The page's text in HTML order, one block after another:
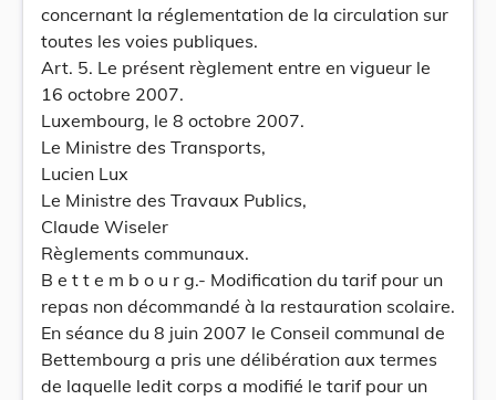
concernant la réglementation de la circulation sur
toutes les voies publiques.
Art. 5. Le présent règlement entre en vigueur le
16 octobre 2007.
Luxembourg, le 8 octobre 2007.
Le Ministre des Transports,
Lucien Lux
Le Ministre des Travaux Publics,
Claude Wiseler
Règlements communaux.
B e t t e m b o u r g.- Modification du tarif pour un
repas non décommandé à la restauration scolaire.
En séance du 8 juin 2007 le Conseil communal de
Bettembourg a pris une délibération aux termes
de laquelle ledit corps a modifié le tarif pour un